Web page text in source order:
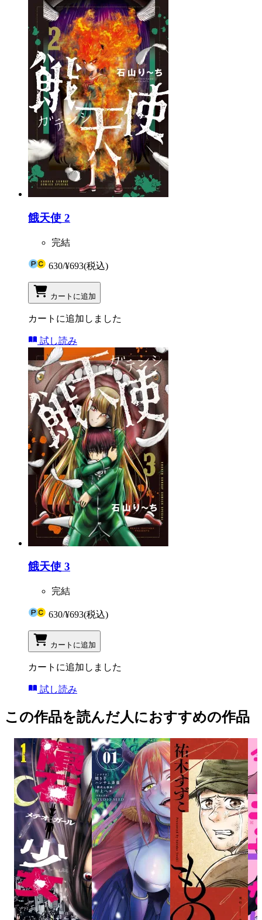
餓天使 2
完結
630/¥693(税込)
カートに追加
カートに追加しました
試し読み
餓天使 3
完結
630/¥693(税込)
カートに追加
カートに追加しました
試し読み
この作品を読んだ人におすすめの作品